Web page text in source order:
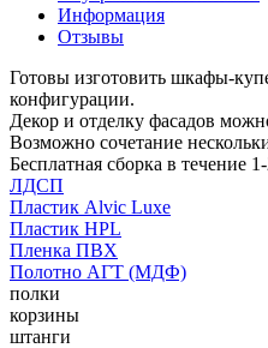
Информация
Отзывы
Готовы изготовить шкафы-
конфигурации.
Декор и отделку фасадов
Возможно сочетание
Бесплатная сборка в течение
ЛДСП
Пластик Alvic Luxe
Пластик HPL
Пленка ПВХ
Полотно АГТ (МДФ)
полки
корзины
штанги